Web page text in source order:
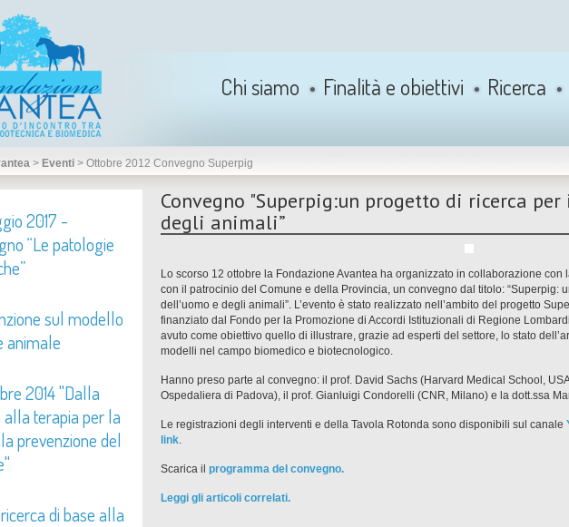
Chi siamo Finalità e obiettivi Ricerca
> Eventi > Ottobre 2012 Convegno Superpig
2017 -
“Le patologie
sul modello
animale
2014 "Dalla
alla terapia per la
prevenzione del
di base alla
Convegno "Superpig:un progetto di ricerca per
degli animali”
Lo scorso 12 ottobre la Fondazione Avantea ha organizzato in collaborazione
con il patrocinio del Comune e della Provincia, un convegno dal titolo: “Superpig:
dell’uomo e degli animali”. L’evento è stato realizzato nell’ambito del progetto
finanziato dal Fondo per la Promozione di Accordi Istituzionali di Regione
avuto come obiettivo quello di illustrare, grazie ad esperti del settore, lo stato
modelli nel campo biomedico e biotecnologico.
Hanno preso parte al convegno: il prof. David Sachs (Harvard Medical School,
Ospedaliera di Padova), il prof. Gianluigi Condorelli (CNR, Milano) e la dott.ssa
Le registrazioni degli interventi e della Tavola Rotonda sono disponibili sul canale
link.
Scarica il programma del convegno.
Leggi gli articoli correlati.